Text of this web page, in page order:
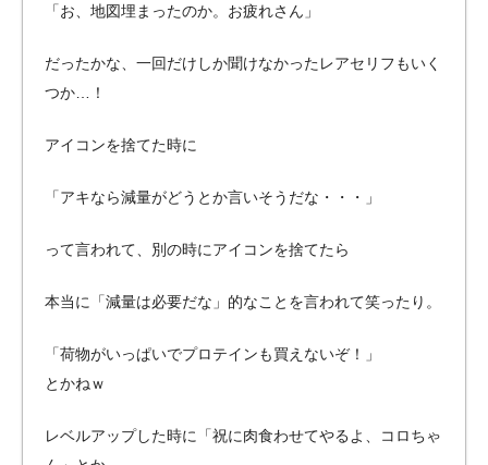
「お、地図埋まったのか。お疲れさん」
だったかな、一回だけしか聞けなかったレアセリフもいく
つか…！
アイコンを捨てた時に
「アキなら減量がどうとか言いそうだな・・・」
って言われて、別の時にアイコンを捨てたら
本当に「減量は必要だな」的なことを言われて笑ったり。
「荷物がいっぱいでプロテインも買えないぞ！」
とかねｗ
レベルアップした時に「祝に肉食わせてやるよ、コロちゃ